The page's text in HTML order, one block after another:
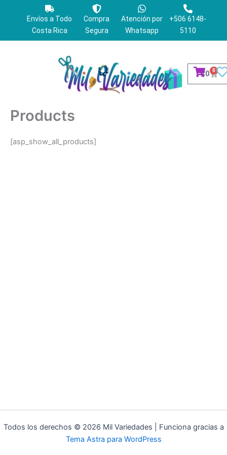
contenido
Envíos a Todo
Costa Rica
Compra
Segura
Atención por
Whatsapp
+506 6148-
5110
₡0 0
Cart
Products
[asp_show_all_products]
Todos los derechos © 2026 Mil Variedades | Funciona gracias a
Tema Astra para WordPress